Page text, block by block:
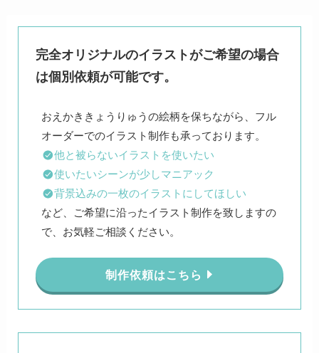
完全オリジナルのイラストがご希望の場合
は個別依頼が可能です。
おえかききょうりゅうの絵柄を保ちながら、フル
他と被らないイラストを使いたい
使いたいシーンが少しマニアック
背景込みの一枚のイラストにしてほしい
など、ご希望に沿ったイラスト制作を致しますの
で、お気軽ご相談ください。
制作依頼はこちら